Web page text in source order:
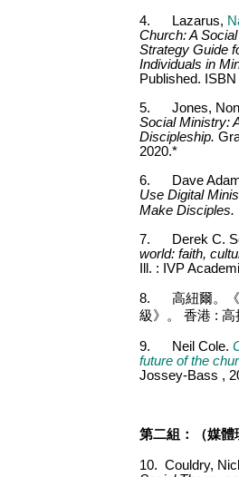
4.
Lazarus,
Church: A
Strategy Guide
Individuals in
Published.
5. Jones,
Social Ministry:
Discipleship.
2020.*
6.
Dave
Use Digital
Make Disciples.
7.
Derek C.
world: faith,
Ill. : IVP
8. 高紐爾。
級》。 香港 : 高
9. Neil Cole.
future of the
Jossey-Bass ,
第二組：（媒體
10. Couldry,